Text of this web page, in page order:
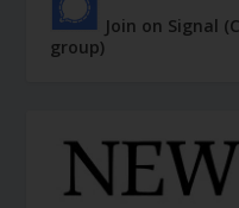
Join on Signal
group)